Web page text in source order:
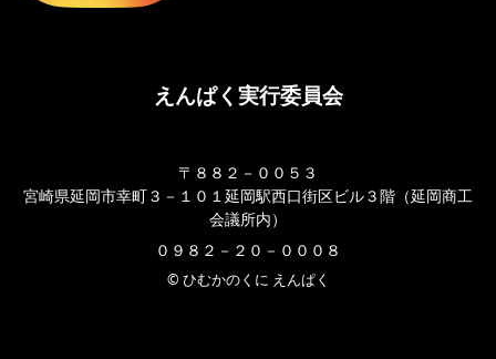
えんぱく実行委員会
〒８８２－００５３
宮崎県延岡市幸町３－１０１延岡駅西口街区ビル３階（延岡商工
会議所内）
０９８２－２０－０００８
© ひむかのくに えんぱく